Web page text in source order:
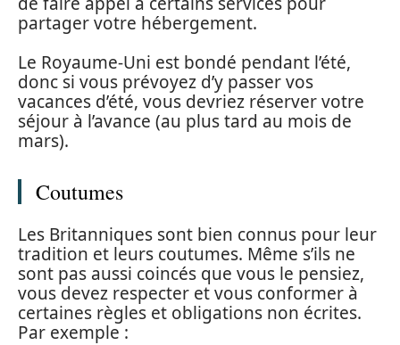
partager votre hébergement.
Le Royaume-Uni est bondé pendant l’été,
donc si vous prévoyez d’y passer vos
vacances d’été, vous devriez réserver votre
séjour à l’avance (au plus tard au mois de
mars).
Coutumes
Les Britanniques sont bien connus pour leur
tradition et leurs coutumes. Même s’ils ne
sont pas aussi coincés que vous le pensiez,
vous devez respecter et vous conformer à
certaines règles et obligations non écrites.
Par exemple :